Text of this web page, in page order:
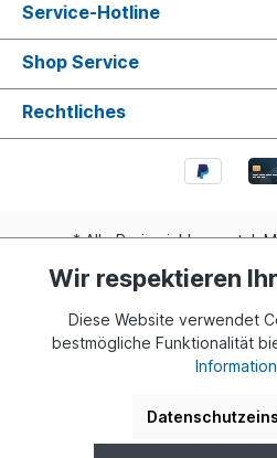
Service-Hotline
Shop Service
Rechtliches
* Alle Preise inkl. gesetzl.
anders
Realisiert mit
© 2024 Buddy Bär Berlin GmbH |
Wir respektieren
Diese Website verwendet
bestmögliche Funktionalität